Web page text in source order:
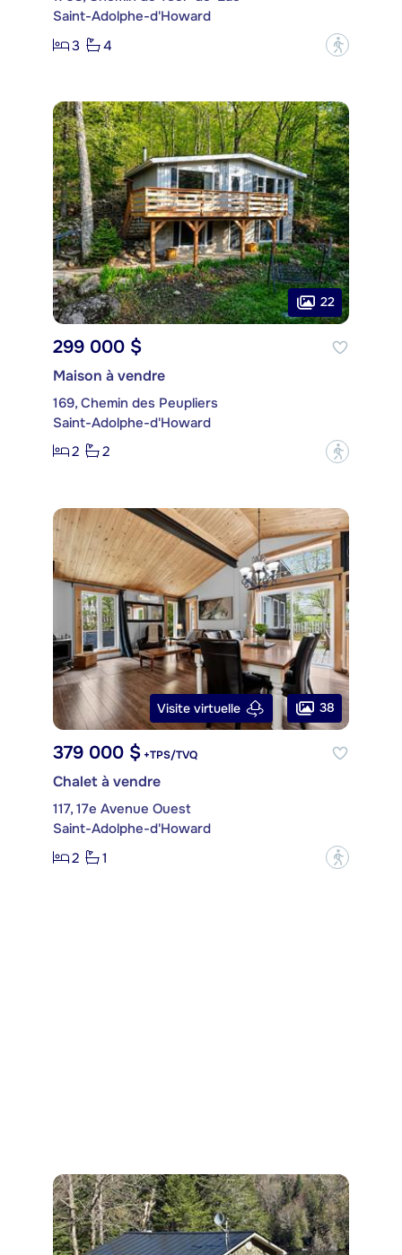
Saint-Adolphe-d'Howard
3
4 ?
22
299 000 $
Maison à vendre
169, Chemin des Peupliers
Saint-Adolphe-d'Howard
2
2 ?
Visite virtuelle 38
379 000 $ +TPS/TVQ
Chalet à vendre
117, 17e Avenue Ouest
Saint-Adolphe-d'Howard
2
1 ?